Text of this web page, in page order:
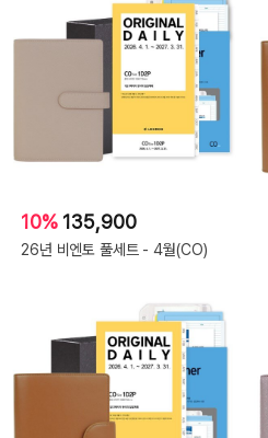
10% 135,900
26년 비엔토 풀세트 - 4월(CO)